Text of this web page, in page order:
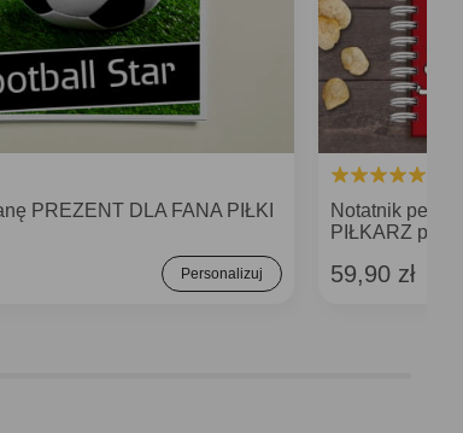
PREZENT DLA FANA PIŁKI
Personalizuj
Notatnik
PIŁKARZ
59,90 zł